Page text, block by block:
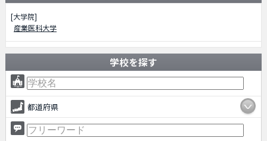
[大学院]
産業医科大学
学校を探す
都道府県